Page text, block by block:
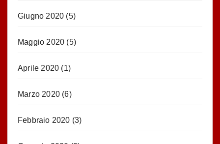
Giugno 2020 (5)
Maggio 2020 (5)
Aprile 2020 (1)
Marzo 2020 (6)
Febbraio 2020 (3)